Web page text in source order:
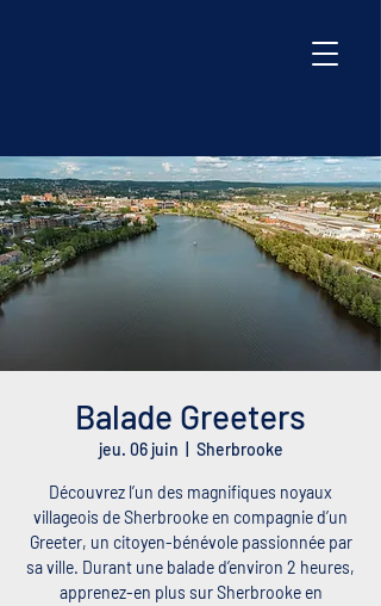
Balade Greeters
jeu. 06 juin Sherbrooke
Découvrez l’un des magnifiques noyaux
villageois de Sherbrooke en compagnie d’un
Greeter, un citoyen-bénévole passionnée par
sa ville. Durant une balade d’environ 2 heures,
apprenez-en plus sur Sherbrooke en